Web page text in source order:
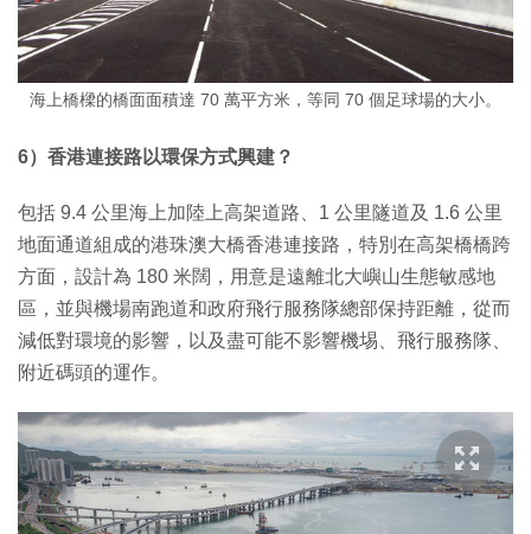
海上橋樑的橋面面積達 70 萬平方米，等同 70 個足球場的大小。
6）香港連接路以環保方式興建？
包括 9.4 公里海上加陸上高架道路、1 公里隧道及 1.6 公里
地面通道組成的港珠澳大橋香港連接路，特別在高架橋橋跨
方面，設計為 180 米闊，用意是遠離北大嶼山生態敏感地
區，並與機場南跑道和政府飛行服務隊總部保持距離，從而
減低對環境的影響，以及盡可能不影響機埸、飛行服務隊、
附近碼頭的運作。